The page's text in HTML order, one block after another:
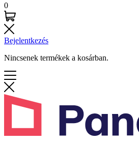
0
Bejelentkezés
Nincsenek termékek a kosárban.